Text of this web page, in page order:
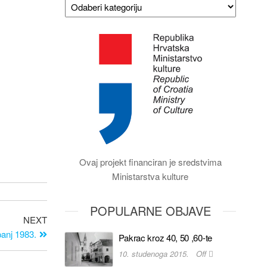
NEXT
1983.
Ovaj projekt financiran je sredstvima
Ministarstva kulture
POPULARNE OBJAVE
Pakrac kroz 40, 50 ,60-te
10. studenoga 2015. Off